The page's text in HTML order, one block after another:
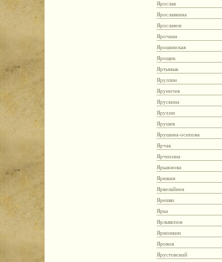
Ярослав
Ярославкина
Ярославов
Ярочкин
Ярошинская
Ярощик
Яртымык
Яруллин
Яруничев
Ярускина
Ярухин
Ярушев
Ярушина-осипова
Ярчак
Ярчихина
Ярыжнова
Ярюкин
Ярвелайнен
Ярешко
Ярка
Ярлыкопов
Ярмонкин
Яровов
Ярустовский